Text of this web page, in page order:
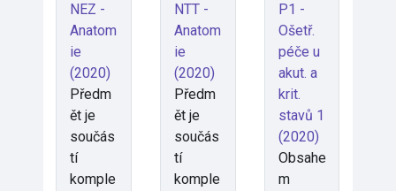
NEZ -
Anatom
ie
(2020)
Předm
ět je
součás
tí
komple
NTT -
Anatom
ie
(2020)
Předm
ět je
součás
tí
komple
P1 -
Ošetř.
péče u
akut. a
krit.
stavů 1
(2020)
Obsahe
m